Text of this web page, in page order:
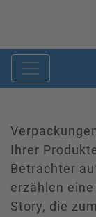
Ihrer
Betrachter
erzählen
Story, die